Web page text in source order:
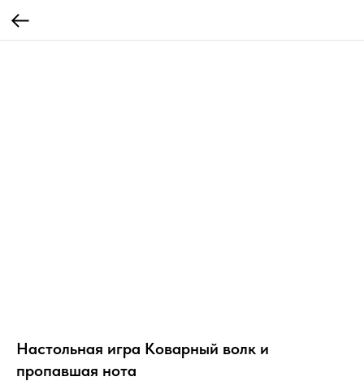
Настольная игра Коварный волк и
пропавшая нота